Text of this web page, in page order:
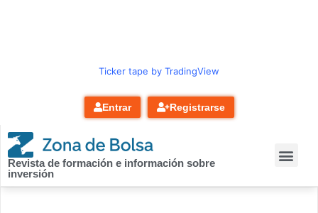
Ticker tape by TradingView
Entrar Registrarse
Revista de formación e información sobre
inversión